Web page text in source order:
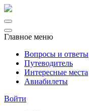
Главное меню
Вопросы и ответы
Путеводитель
Интересные места
Авиабилеты
Войти